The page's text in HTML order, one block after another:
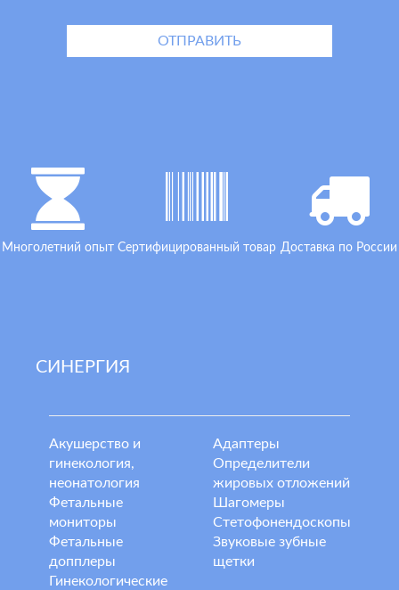
Многолетний опыт Сертифицированный товар Доставка по России
СИНЕРГИЯ
Акушерство и
гинекология,
неонатология
Фетальные
мониторы
Фетальные
допплеры
Гинекологические
Адаптеры
Определители
жировых отложений
Шагомеры
Стетофонендоскопы
Звуковые зубные
щетки